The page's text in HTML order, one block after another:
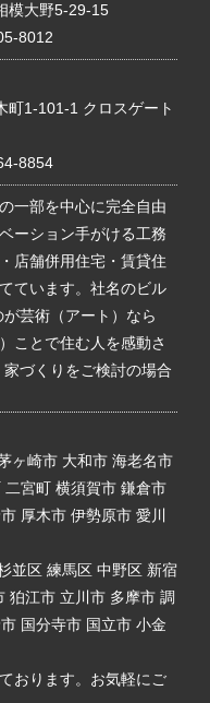
模大野5-29-15
8012
町1-101-1 クロスゲート
8854
一部を中心に完全自由
ーション手がける工務
店舗併用住宅・賃貸住
ています。社名のビル
が芸術（アート）なら
ことで住む人を感動さ
づくりをご検討の場合
ヶ崎市 大和市 海老名市
宮町 横須賀市 鎌倉市
厚木市 伊勢原市 愛川
並区 練馬区 中野区 新宿
狛江市 立川市 多摩市 調
国分寺市 国立市 小金
おります。お気軽にご